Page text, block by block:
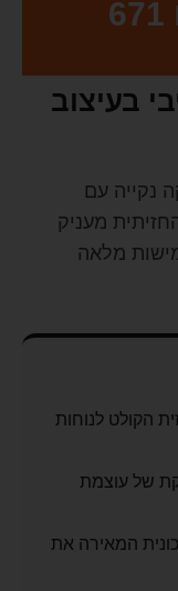
קולט KUPPER דגם 671
בעיצוב
נקייה עם
מעניק
מלאה
הקולט לנוחות
של עוצמת
המאירה את